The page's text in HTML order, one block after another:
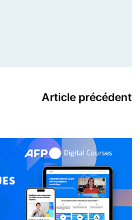
Article précédent